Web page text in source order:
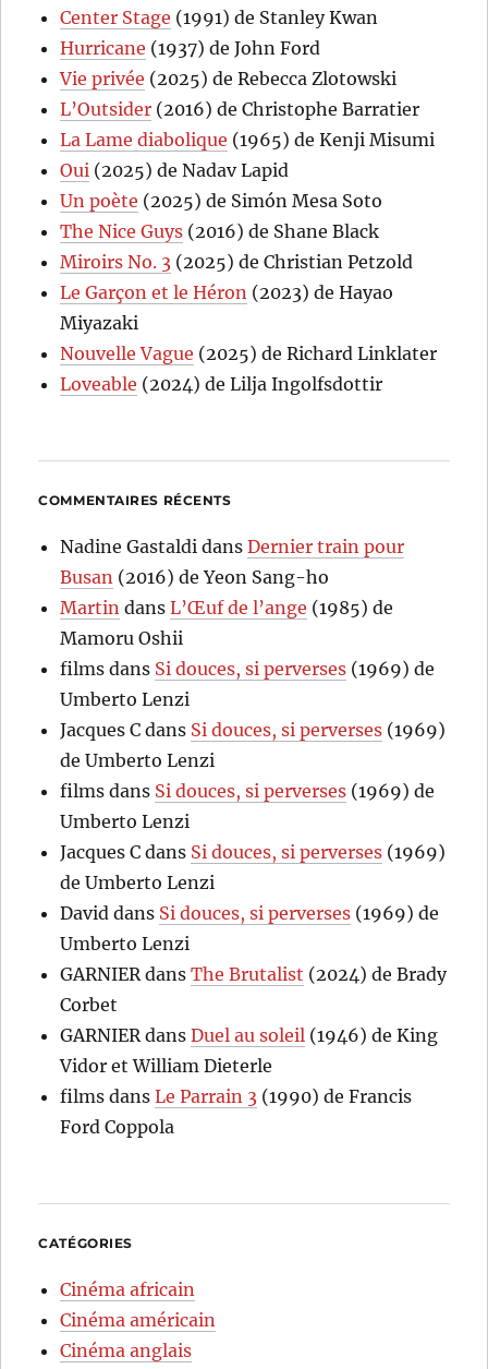
Center Stage (1991) de Stanley Kwan
Hurricane (1937) de John Ford
Vie privée (2025) de Rebecca Zlotowski
L’Outsider (2016) de Christophe Barratier
La Lame diabolique (1965) de Kenji Misumi
Oui (2025) de Nadav Lapid
Un poète (2025) de Simón Mesa Soto
The Nice Guys (2016) de Shane Black
Miroirs No. 3 (2025) de Christian Petzold
Le Garçon et le Héron (2023) de Hayao
Miyazaki
Nouvelle Vague (2025) de Richard Linklater
Loveable (2024) de Lilja Ingolfsdottir
COMMENTAIRES RÉCENTS
Nadine Gastaldi dansDernier train pour
Busan (2016) de Yeon Sang-ho
Martin dansL’Œuf de l’ange (1985) de
Mamoru Oshii
films dans Si douces, si perverses (1969) de
Umberto Lenzi
Jacques C dans Si douces, si perverses (1969)
de Umberto Lenzi
films dans Si douces, si perverses (1969) de
Umberto Lenzi
Jacques C dans Si douces, si perverses (1969)
de Umberto Lenzi
David dans Si douces, si perverses (1969) de
Umberto Lenzi
GARNIERdansThe Brutalist (2024) de Brady
Corbet
GARNIERdansDuel au soleil (1946) de King
Vidor et William Dieterle
films dansLe Parrain 3 (1990) de Francis
Ford Coppola
CATÉGORIES
Cinéma africain
Cinéma américain
Cinéma anglais